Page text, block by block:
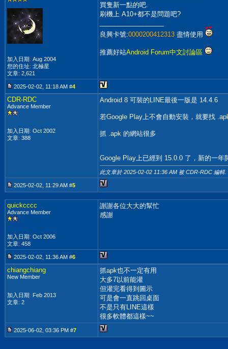
加入日期: Aug 2004
您的住址: 北極星
文章: 2,621
買隻新一點的吧.
刷機上 A10+都不是問題吧?
良興卡號:0000200412313 盡情使用
推薦好站Android Forum中文討論區
2025-02-02, 11:18 AM #4
CDR-RDC
Advance Member
加入日期: Oct 2002
文章: 388
Android 8 可裝的LINE最後一版是 14.4.6
若Google Play上不會自動安裝，就要找
抓 .apk 的網站很多
Google Play上已經到 15.0.0 了，新的一年
此文章於 2025-02-02 11:36 AM 被 CDR-RDC 編輯.
2025-02-02, 11:29 AM #5
quickcccc
Advance Member
加入日期: Oct 2006
文章: 458
謝謝各位大大的幫忙
感謝
2025-02-02, 11:36 AM #6
chiangchiang
New Member
加入日期: Feb 2013
文章: 2
抓apk也不一定有用
大多7以前能灌
但灌完看得到圖示
可是會一直跳回桌面
不是只有LINE這樣
很多軟體都這樣~~
2025-06-02, 03:36 PM #7